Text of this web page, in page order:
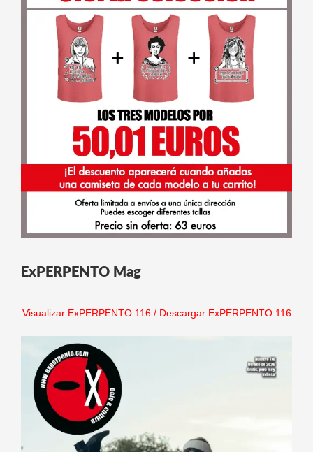
ExPERPENTO Mag
Visualizar ExPERPENTO 116/ Descargar ExPERPENTO 116